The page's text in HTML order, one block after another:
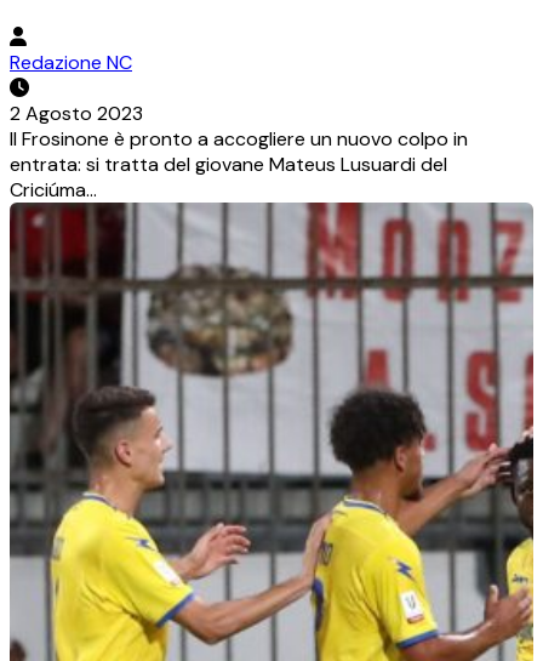
Redazione NC
2 Agosto 2023
Il Frosinone è pronto a accogliere un nuovo colpo in
entrata: si tratta del giovane Mateus Lusuardi del
Criciúma…